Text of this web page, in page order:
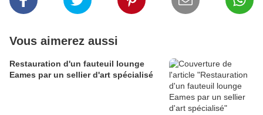
Vous aimerez aussi
Restauration d'un fauteuil lounge
Eames par un sellier d'art spécialisé